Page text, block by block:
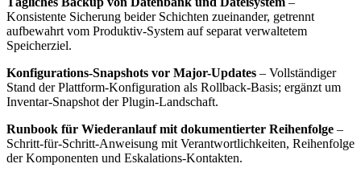
Konsistente Sicherung beider Schichten zueinander, getrennt
aufbewahrt vom Produktiv-System auf separat verwaltetem
Speicherziel.
Konfigurations-Snapshots vor Major-Updates – Vollständiger
Stand der Plattform-Konfiguration als Rollback-Basis; ergänzt um
Inventar-Snapshot der Plugin-Landschaft.
Runbook für Wiederanlauf mit dokumentierter Reihenfolge –
Schritt-für-Schritt-Anweisung mit Verantwortlichkeiten, Reihenfolge
der Komponenten und Eskalations-Kontakten.